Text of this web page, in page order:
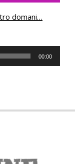
domani…
00:00